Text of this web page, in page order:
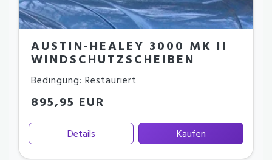
AUSTIN-HEALEY 3000 MK II
WINDSCHUTZSCHEIBEN
Bedingung: Restauriert
895,95 EUR
Details Kaufen